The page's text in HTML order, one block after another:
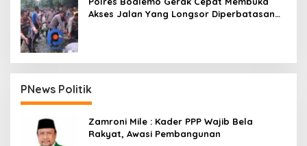
Akses Jalan Yang Longsor Diperbatasan
PNews Politik
Zamroni Mile : Kader PPP Wajib Bela
Rakyat, Awasi Pembangunan